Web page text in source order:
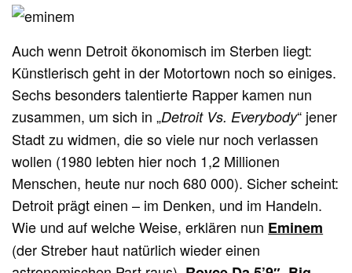
Auch wenn Detroit ökonomisch im Sterben liegt:
Künstlerisch geht in der Motortown noch so einiges.
Sechs besonders talentierte Rapper kamen nun
zusammen, um sich in „Detroit Vs. Everybody“ jener
Stadt zu widmen, die so viele nur noch verlassen
wollen (1980 lebten hier noch 1,2 Millionen
Menschen, heute nur noch 680 000). Sicher scheint:
Detroit prägt einen – im Denken, und im Handeln.
Wie und auf welche Weise, erklären nun Eminem
(der Streber haut natürlich wieder einen